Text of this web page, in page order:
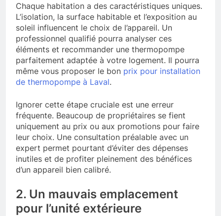
Chaque habitation a des caractéristiques uniques.
L’isolation, la surface habitable et l’exposition au
soleil influencent le choix de l’appareil. Un
professionnel qualifié pourra analyser ces
éléments et recommander une thermopompe
parfaitement adaptée à votre logement. Il pourra
même vous proposer le bon prix pour installation
de thermopompe à Laval.
Ignorer cette étape cruciale est une erreur
fréquente. Beaucoup de propriétaires se fient
uniquement au prix ou aux promotions pour faire
leur choix. Une consultation préalable avec un
expert permet pourtant d’éviter des dépenses
inutiles et de profiter pleinement des bénéfices
d’un appareil bien calibré.
2. Un mauvais emplacement
pour l’unité extérieure